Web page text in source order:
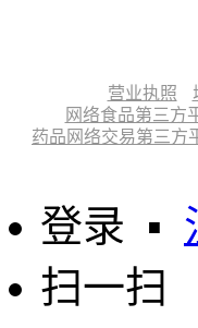
营业执照
网络食品第三方
药品网络交易第三方
登录 ▪
扫一扫